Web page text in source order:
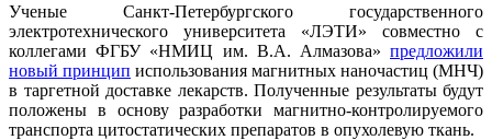
Ученые Санкт-Петербургского государственного
электротехнического университета «ЛЭТИ» совместно с
коллегами ФГБУ «НМИЦ им. В.А. Алмазова» предложили
новый принцип использования магнитных наночастиц (МНЧ)
в таргетной доставке лекарств. Полученные результаты будут
положены в основу разработки магнитно-контролируемого
транспорта цитостатических препаратов в опухолевую ткань.